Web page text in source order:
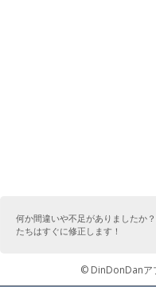
何か間違いや不足がありましたか
たちはすぐに修正します！
© DinDonDanア